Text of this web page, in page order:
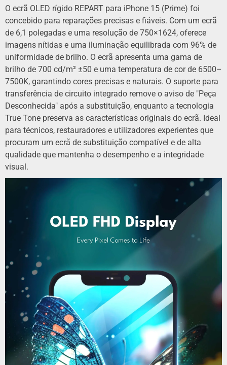
O ecrã OLED rígido REPART para iPhone 15 (Prime) foi
concebido para reparações precisas e fiáveis. Com um ecrã
de 6,1 polegadas e uma resolução de 750×1624, oferece
imagens nítidas e uma iluminação equilibrada com 96% de
uniformidade de brilho. O ecrã apresenta uma gama de
brilho de 700 cd/m² ±50 e uma temperatura de cor de 6500–
7500K, garantindo cores precisas e naturais. O suporte para
transferência de circuito integrado remove o aviso de "Peça
Desconhecida" após a substituição, enquanto a tecnologia
True Tone preserva as características originais do ecrã. Ideal
para técnicos, restauradores e utilizadores experientes que
procuram um ecrã de substituição compatível e de alta
qualidade que mantenha o desempenho e a integridade
visual.